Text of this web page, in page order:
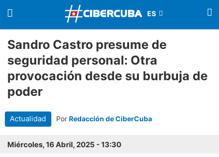
Sandro Castro presume de
seguridad personal: Otra
provocación desde su burbuja de
poder
Actualidad Por Redacción de CiberCuba
Miércoles, 16 Abril, 2025 - 13:30